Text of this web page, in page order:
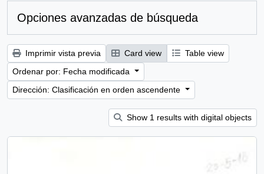
Opciones avanzadas de búsqueda
Imprimir vista previa Card view
Table view
Ordenar por: Fecha modificada
Dirección: Clasificación en orden ascendente
Show 1 results with digital objects